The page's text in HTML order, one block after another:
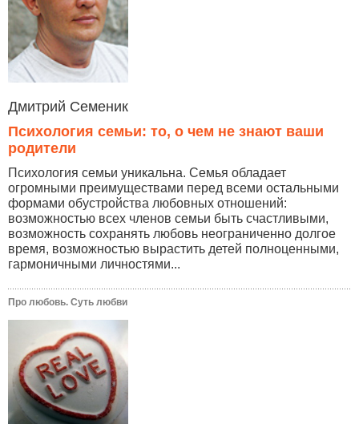
Дмитрий Семеник
Психология семьи: то, о чем не знают ваши
родители
Психология семьи уникальна. Семья обладает
огромными преимуществами перед всеми остальными
формами обустройства любовных отношений:
возможностью всех членов семьи быть счастливыми,
возможность сохранять любовь неограниченно долгое
время, возможностью вырастить детей полноценными,
гармоничными личностями...
Про любовь. Суть любви